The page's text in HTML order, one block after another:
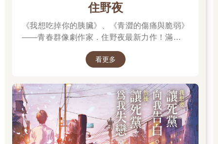
光景。舉目皆是的那些腐朽破敗的十九世紀房屋是否從來都是這
個模樣的？這些房屋的側牆用木板加固，窗戶用硬紙板打了補
丁，屋頂鋪的是瓦楞鐵皮，亂七八糟的花園的四面圍牆都已經開
始坍塌。被轟炸過的地方塵土飛揚，斷壁殘垣上長出了藤蔓和野
屋，看上去就像雞窩一樣。一直都是這樣子嗎？但是沒有用，他
記不起來了︰童年的回憶只殘留下一系列明亮的靜態畫面，而這
「真理部」――「新語」稱之為「真部」――與視野內可看到的
事物全都迥然不同。那是一座巍峨的金字塔狀白色混凝土建築，
層層疊疊熠熠發光，沖天而起，足有三百公尺高。從溫斯頓站著
的地方，剛好還看得見用優雅字體雋刻在「真理部」白色外牆上
的三句黨的口號：
住野夜
《我想吃掉你的胰臟》、《青澀的傷痛與脆弱》
——青春群像劇作家．住野夜最新力作！滿是錯
「重啟」小說！我想要，讓死黨向我告白。然
看更多